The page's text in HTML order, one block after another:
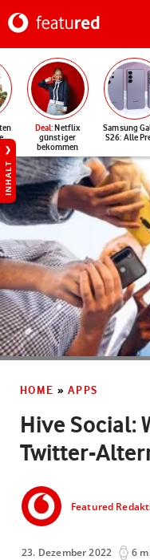
Deal: Netflix
günstiger
bekommen
Samsung
S26: Alle
INHALT
HOME » APPS
Hive Social:
Twitter-
Featured
23. Dezember 2022 6